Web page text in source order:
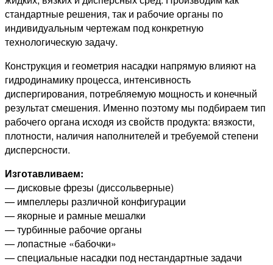
стандартные решения, так и рабочие органы по
индивидуальным чертежам под конкретную
технологическую задачу.
Конструкция и геометрия насадки напрямую влияют на
гидродинамику процесса, интенсивность
диспергирования, потребляемую мощность и конечный
результат смешения. Именно поэтому мы подбираем тип
рабочего органа исходя из свойств продукта: вязкости,
плотности, наличия наполнителей и требуемой степени
дисперсности.
Изготавливаем:
— дисковые фрезы (диссольверные)
— импеллеры различной конфигурации
— якорные и рамные мешалки
— турбинные рабочие органы
— лопастные «бабочки»
— специальные насадки под нестандартные задачи